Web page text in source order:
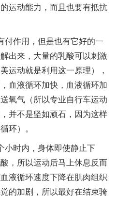
运动能力，而且也要有抵抗
付作用，但是也有它好的一
出来，大量的乳酸可以刺激
运动就是利用这一原理），
血液循环加快，血液循环加
氧气（所以专业自行车运动
并不是坚如顽石，因为这样
环）。
小时内，身体即使静止下
，所以运动后马上休息反而
液循环速度下降在肌肉组织
的加剧，所以最好在结束骑